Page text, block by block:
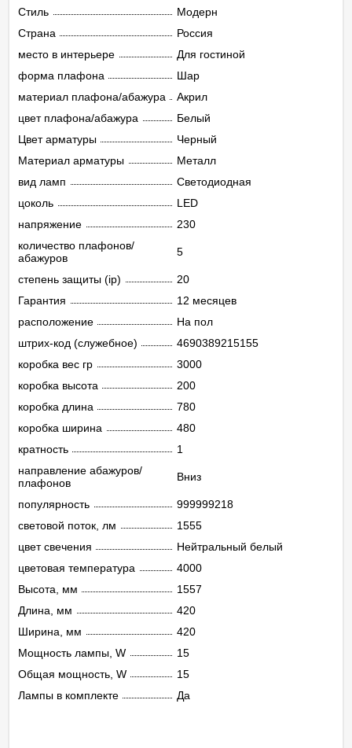
Стиль
Модерн
Страна
Россия
место в интерьере
Для гостиной
форма плафона
Шар
материал плафона/абажура
Акрил
цвет плафона/абажура
Белый
Цвет арматуры
Черный
Материал арматуры
Металл
вид ламп
Светодиодная
цоколь
LED
напряжение
230
количество плафонов/
абажуров
5
степень защиты (ip)
20
Гарантия
12 месяцев
расположение
На пол
штрих-код (служебное)
4690389215155
коробка вес гр
3000
коробка высота
200
коробка длина
780
коробка ширина
480
кратность
1
направление абажуров/
плафонов
Вниз
популярность
999999218
световой поток, лм
1555
цвет свечения
Нейтральный белый
цветовая температура
4000
Высота, мм
1557
Длина, мм
420
Ширина, мм
420
Мощность лампы, W
15
Общая мощность, W
15
Лампы в комплекте
Да